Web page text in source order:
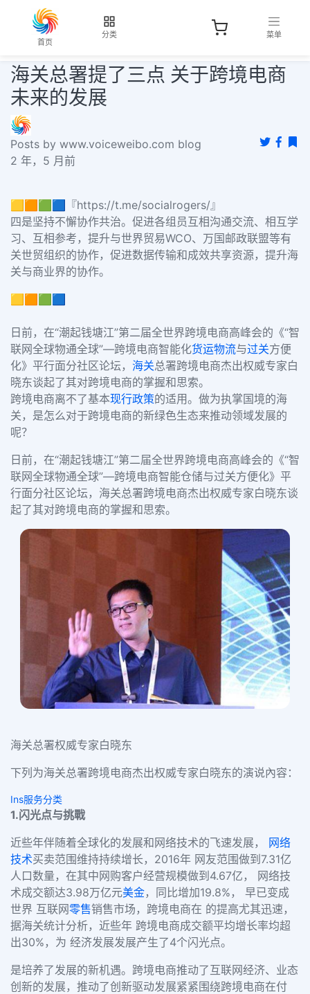
首页
分类 菜单
海关总署提了三点 关于跨境电商
未来的发展
Posts by www.voiceweibo.com blog
2 年，5 月前
🟨🟧🟩🟦『https://t.me/socialrogers/』
四是坚持不懈协作共治。促进各组员互相沟通交流、相互学
习、互相参考，提升与世界贸易WCO、万国邮政联盟等有
关世贸组织的协作，促进数据传输和成效共享资源，提升海
关与商业界的协作。
🟨🟧🟩🟦
日前，在“潮起钱塘江”第二届全世界跨境电商高峰会的《“智
联网全球物通全球”—跨境电商智能化货运物流与过关方便
化》平行面分社区论坛， 海关总署跨境电商杰出权威专家白
晓东谈起了其对跨境电商的掌握和思索。
跨境电商离不了基本现行政策的适用。做为执掌国境的海
关，是怎么对于跨境电商的新绿色生态来推动领域发展的
呢？
日前，在“潮起钱塘江”第二届全世界跨境电商高峰会的《“智
联网全球物通全球”—跨境电商智能仓储与过关方便化》平
行面分社区论坛，海关总署跨境电商杰出权威专家白晓东谈
起了其对跨境电商的掌握和思索。
海关总署权威专家白晓东
下列为海关总署跨境电商杰出权威专家白晓东的演说內容：
Ins服务分类
1.闪光点与挑戰
近些年伴随着全球化的发展和网络技术的飞速发展，
网络
技术买卖范围维持持续增长，2016年 网友范围做到7.31亿
人口数量，在其中网购客户经营规模做到4.67亿， 网络技
术成交额达3.98万亿元美金，同比增加19.8%， 早已变成
世界 互联网零售销售市场，跨境电商在 的提高尤其迅速，
据海关统计分析，近些年 跨境电商成交额平均增长率均超
出30%，为 经济发展发展产生了4个闪光点。
是培养了发展的新机遇。跨境电商推动了互联网经济、业态
创新的发展，推动了创新驱动发展紧紧围绕跨境电商在付